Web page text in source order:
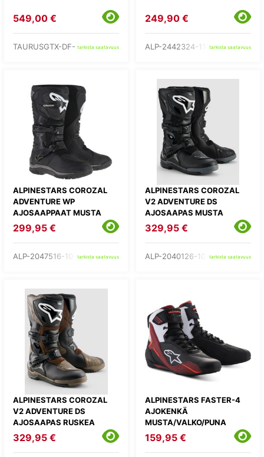
549,00 €
TAURUSGTX-DF- tarkista saatavuus
249,90 €
ALP-2442324-1100-tarkista saatavuus
ALPINESTARS COROZAL
ADVENTURE WP
AJOSAAPPAAT MUSTA
299,95 €
ALP-2047516-10- tarkista saatavuus
ALPINESTARS COROZAL
V2 ADVENTURE DS
AJOSAAPAS MUSTA
329,95 €
ALP-2040126-10- tarkista saatavuus
ALPINESTARS COROZAL
V2 ADVENTURE DS
AJOSAAPAS RUSKEA
329,95 €
ALPINESTARS FASTER-4
AJOKENKÄ
MUSTA/VALKO/PUNA
159,95 €